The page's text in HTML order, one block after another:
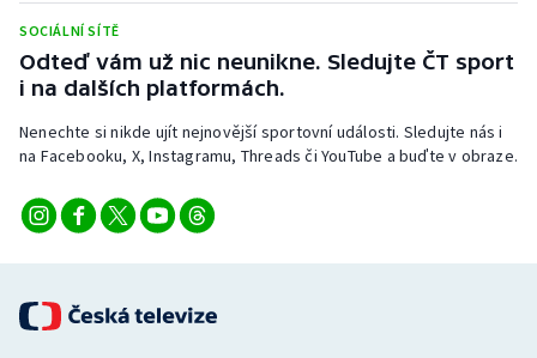
Vodní slalom
Volejbal
Ostatní
SOCIÁLNÍ SÍTĚ
Odteď vám už nic neunikne. Sledujte ČT sport
i na dalších platformách.
Nenechte si nikde ujít nejnovější sportovní události. Sledujte nás i
na Facebooku, X, Instagramu, Threads či YouTube a buďte v obraze.